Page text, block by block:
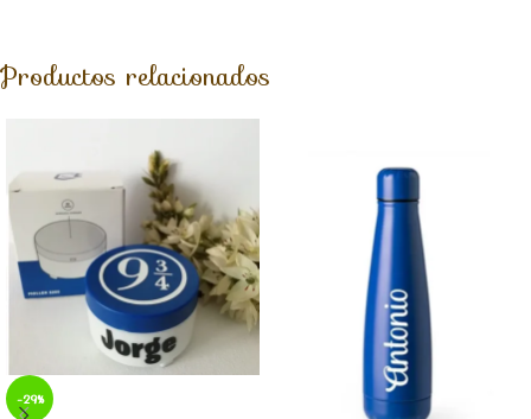
Productos relacionados
-29%